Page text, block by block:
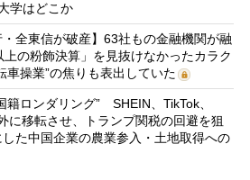
学はどこか
・全東信が破産】63社もの金融機関が融
の粉飾決算」を見抜けなかったカラク
操業”の焦りも表出していた
籍ロンダリング” SHEIN、TikTok、
に移転させ、トランプ関税の回避を狙
た中国企業の農業参入・土地取得への